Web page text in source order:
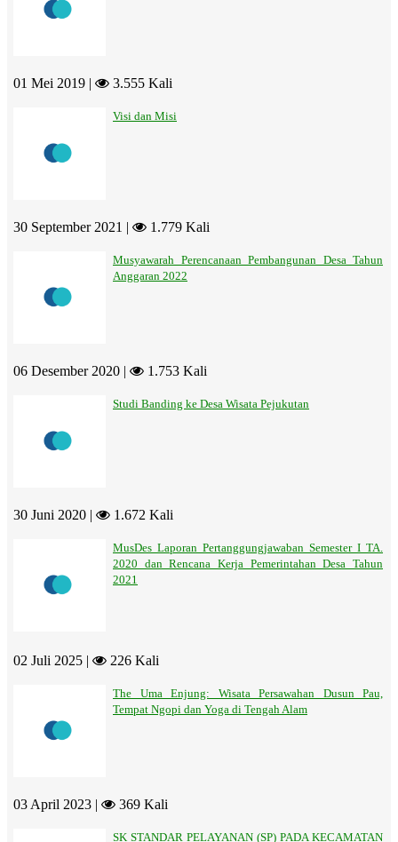
01 Mei 2019 | 3.555 Kali
Visi dan Misi
30 September 2021 | 1.779 Kali
Musyawarah Perencanaan Pembangunan Desa Tahun
Anggaran 2022
06 Desember 2020 | 1.753 Kali
Studi Banding ke Desa Wisata Pejukutan
30 Juni 2020 | 1.672 Kali
MusDes Laporan Pertanggungjawaban Semester I TA.
2020 dan Rencana Kerja Pemerintahan Desa Tahun
2021
02 Juli 2025 | 226 Kali
The Uma Enjung: Wisata Persawahan Dusun Pau,
Tempat Ngopi dan Yoga di Tengah Alam
03 April 2023 | 369 Kali
SK STANDAR PELAYANAN (SP) PADA KECAMATAN